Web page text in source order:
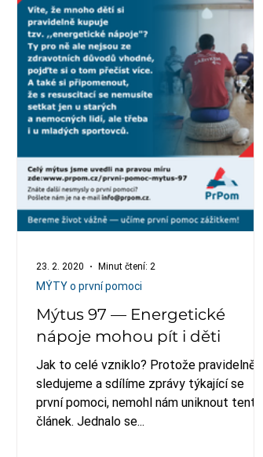
Mýtus 97 — Energetické
nápoje mohou pít i děti
Jak to celé vzniklo? Protože pravidelně
sledujeme a sdílíme zprávy týkající se
první pomoci, nemohl nám uniknout tento
článek. Jednalo se...
MÝTY o první pomoci
23. 2. 2020 Minut čtení: 2